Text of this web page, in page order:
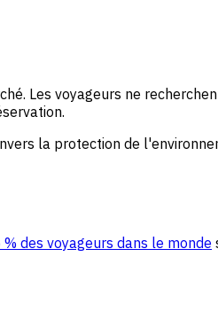
Les voyageurs ne
la protection de
des voyageurs dans le monde